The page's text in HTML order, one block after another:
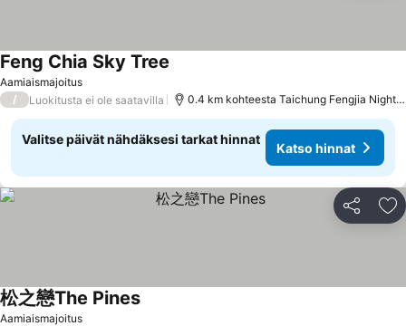
Aamiaismajoitus
Feng Chia Sky Tree
/ Luokitusta ei ole saatavilla 0.4 km kohteesta Taichung Fengjia Night
Valitse päivät nähdäksesi tarkat hinnat
Katso hinnat
Jaa
Aamiaismajoitus
松之戀The PinesKatso hinnat